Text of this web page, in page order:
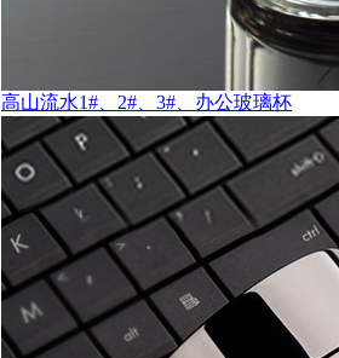
高山流水1#、2#、3#、办公玻璃杯